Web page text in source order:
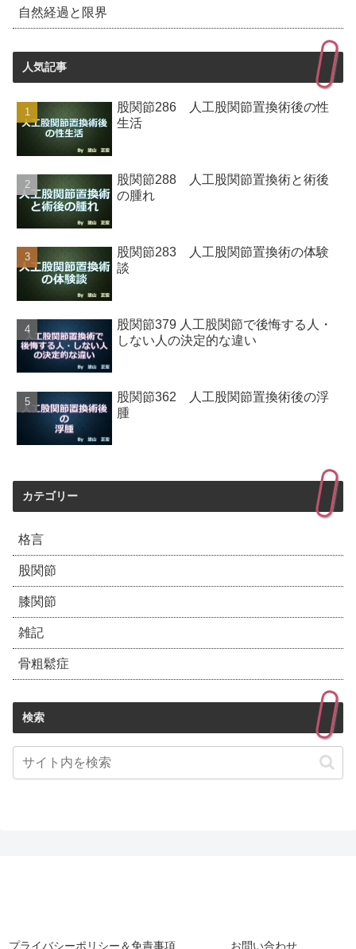
自然経過と限界
人気記事
股関節286 人工股関節置換術後の性
生活
股関節288 人工股関節置換術と術後
の腫れ
股関節283 人工股関節置換術の体験
談
股関節379 人工股関節で後悔する人・
しない人の決定的な違い
股関節362 人工股関節置換術後の浮
腫
カテゴリー
格言
股関節
膝関節
雑記
骨粗鬆症
検索
プライバシーポリシー＆免責事項 お問い合わせ